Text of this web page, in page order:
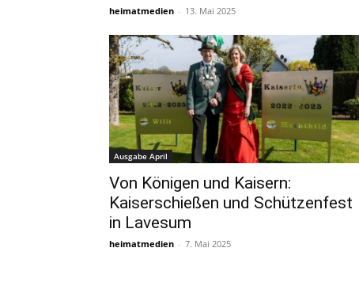
heimatmedien - 13. Mai 2025
Ausgabe April
Von Königen und Kaisern:
Kaiserschießen und Schützenfest
in Lavesum
heimatmedien - 7. Mai 2025